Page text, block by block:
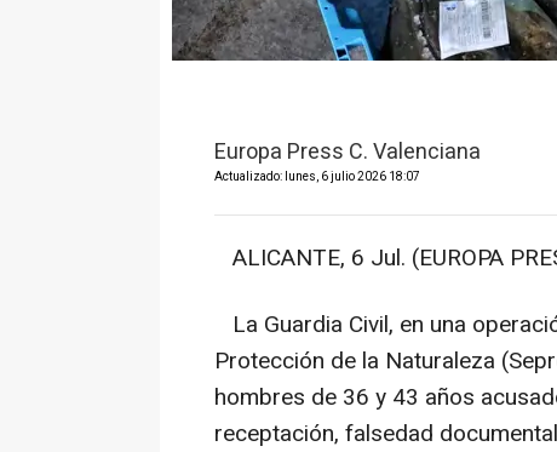
Europa Press C. Valenciana
Actualizado: lunes, 6 julio 2026 18:07
ALICANTE, 6 Jul. (EUROPA
La Guardia Civil, en una
Protección de la Naturaleza
hombres de 36 y 43 años
receptación, falsedad